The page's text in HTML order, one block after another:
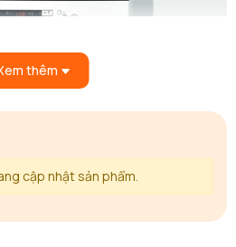
thêm
cập nhật sản phẩm.